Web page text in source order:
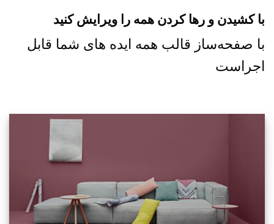
با کشیدن و رها کردن همه را ویرایش کنید
با صفحه‌ساز قالب همه ایده های شما قابل
اجراست